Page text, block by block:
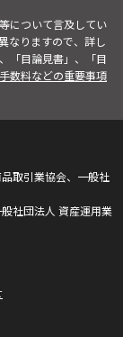
について言及してい
なりますので、詳し
「目論見書」、「目
数料などの重要事項
取引業協会、一般社
社団法人 資産運用業